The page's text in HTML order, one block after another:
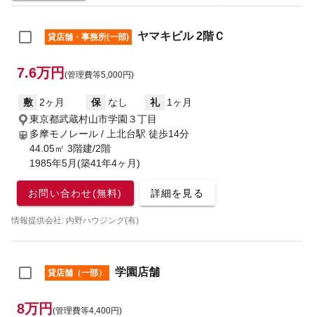
貸店舗・事務所(一部) ヤマキビル 2階Ｃ
7.6万円 (管理費等5,000円)
敷 2ヶ月 保 なし 礼
1ヶ月
東京都武蔵村山市学園３丁目
多摩モノレール / 上北台駅 徒歩14分
44.05㎡ 3階建/2階
1985年5月(築41年4ヶ月)
お問い合わせ(無料) 詳細を見る
情報提供会社: 内野ハウジング(有)
貸店舗（一部） 学園店舗
8万円 (管理費等4,400円)